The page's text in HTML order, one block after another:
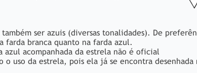
ser azuis (diversas tonalidades). De
farda branca quanto na farda azul.
azul acompanhada da estrela não é oficial
uso da estrela, pois ela já se encontra desenhada